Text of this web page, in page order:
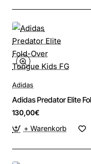
Adidas
Adidas Predator Elite
130,00€
+ Warenkorb